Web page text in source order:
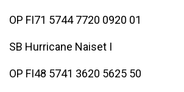
OP FI71 5744 7720 0920 01
SB Hurricane Naiset I
OP FI48 5741 3620 5625 50